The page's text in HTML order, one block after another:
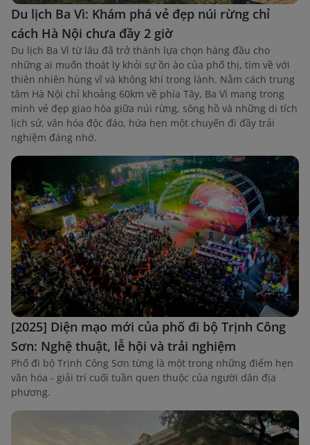
Du lịch Ba Vì: Khám phá vẻ đẹp núi rừng chỉ
cách Hà Nội chưa đầy 2 giờ
Du lịch Ba Vì từ lâu đã trở thành lựa chọn hàng đầu cho
những ai muốn thoát ly khỏi sự ồn ào của phố thị, tìm về với
thiên nhiên hùng vĩ và không khí trong lành. Nằm cách trung
tâm Hà Nội chỉ khoảng 60km về phía Tây, Ba Vì mang trong
mình vẻ đẹp giao hòa giữa núi rừng, sông hồ và những di tích
lịch sử, văn hóa độc đáo, hứa hẹn một chuyến đi đầy trải
nghiệm đáng nhớ.
[2025] Diện mạo mới của phố đi bộ Trịnh Công
Sơn: Nghệ thuật, lễ hội và trải nghiệm
Phố đi bộ Trịnh Công Sơn từng là một trong những điểm hẹn
văn hóa - giải trí cuối tuần quen thuộc của người dân địa
phương.